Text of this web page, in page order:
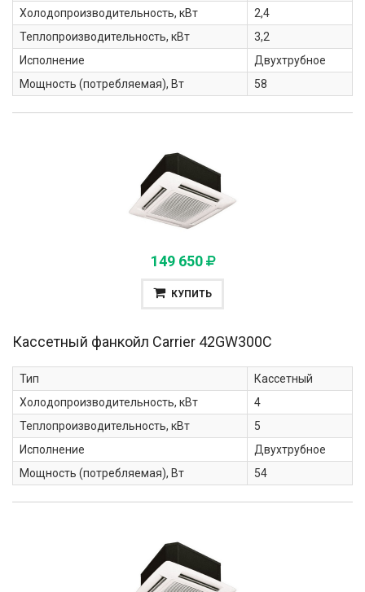
Холодопроизводительность, кВт
2,4
Теплопроизводительность, кВт
3,2
Исполнение
Двухтрубное
Мощность (потребляемая), Вт
58
149 650
КУПИТЬ
Кассетный фанкойл Carrier 42GW300C
Тип
Кассетный
Холодопроизводительность, кВт
4
Теплопроизводительность, кВт
5
Исполнение
Двухтрубное
Мощность (потребляемая), Вт
54